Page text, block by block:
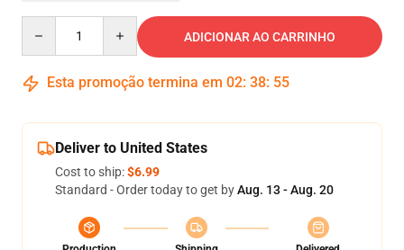
ADICIONAR AO CARRINHO
Esta promoção termina em 02: 38: 54
Deliver to United States
Cost to ship:$6.99
Standard - Order today to get byAug. 13 - Aug. 20